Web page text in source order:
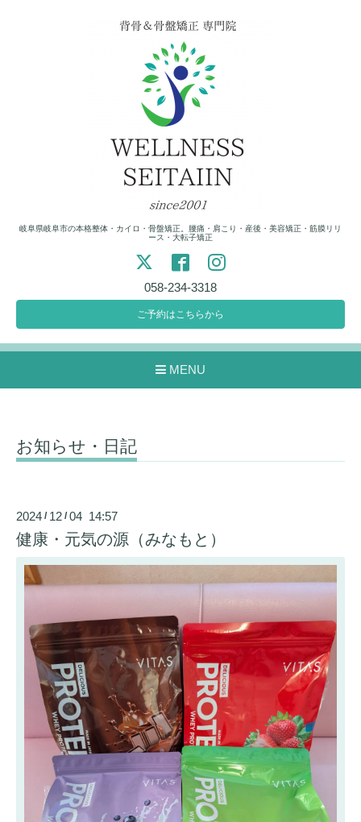
岐阜県岐阜市の本格整体・カイロ・骨盤矯正。腰痛・肩こり・産後・美容矯正・筋膜リリ
ース・大転子矯正
058-234-3318
ご予約はこちらから
MENU
お知らせ・日記
2024 / 12 /04 14:57
健康・元気の源（みなもと）